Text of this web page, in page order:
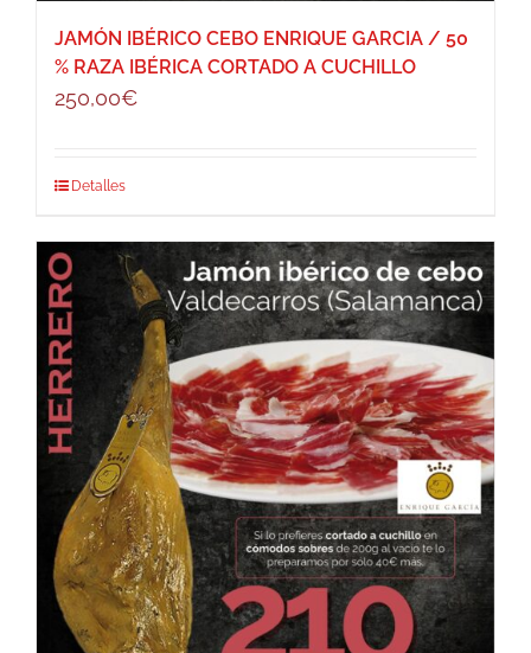
JAMÓN IBÉRICO CEBO ENRIQUE GARCIA / 50
% RAZA IBÉRICA CORTADO A CUCHILLO
250,00€
Detalles